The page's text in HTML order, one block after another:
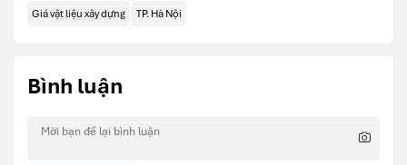
Giá vật liệu xây dựng TP. Hà Nội
Bình luận